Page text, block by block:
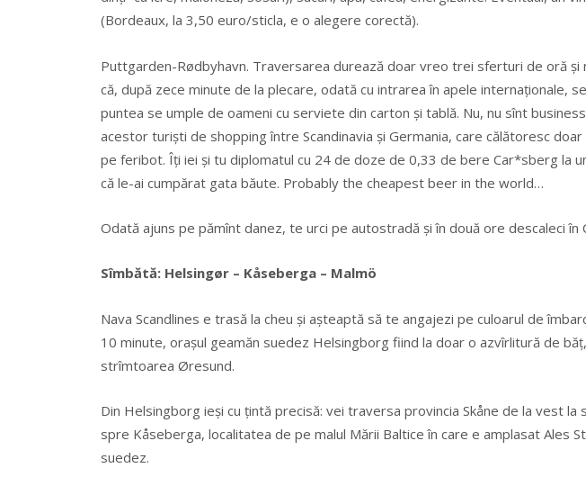
(Bordeaux, la 3,50 euro/sticla, e o alegere corectă).
Puttgarden-Rødbyhavn. Traversarea durează doar vreo trei sferturi de oră şi
că, după zece minute de la plecare, odată cu intrarea în apele internaţionale,
puntea se umple de oameni cu serviete din carton şi tablă. Nu, nu sînt
acestor turişti de shopping între Scandinavia şi Germania, care călătoresc
pe feribot. Îţi iei şi tu diplomatul cu 24 de doze de 0,33 de bere Car*sberg la
că le-ai cumpărat gata băute. Probably the cheapest beer in the world…
Odată ajuns pe pămînt danez, te urci pe autostradă şi în două ore descaleci în
Sîmbătă: Helsingør – Kåseberga – Malmö
Nava Scandlines e trasă la cheu şi aşteaptă să te angajezi pe culoarul de
10 minute, oraşul geamăn suedez Helsingborg fiind la doar o azvîrlitură de
strîmtoarea Øresund.
Din Helsingborg ieși cu ţintă precisă: vei traversa provincia Skåne de la vest la
spre Kåseberga, localitatea de pe malul Mării Baltice în care e amplasat Ales
suedez.